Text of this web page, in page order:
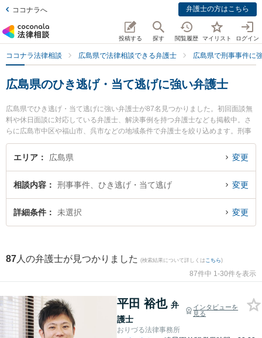
ココナラへ 弁護士の方はこちら
投稿する 探す 閲覧履歴 マイリスト ログイン
ココナラ法律相談 広島県で法律相談できる弁護士 広島県で刑事事件に
広島県のひき逃げ・当て逃げに強い弁護士
広島県でひき逃げ・当て逃げに強い弁護士が87名見つかりました。初回面談無
料や休日面談に対応している弁護士、解決事例を持つ弁護士なども掲載中。さ
らに広島市中区や福山市、呉市などの地域条件で弁護士を絞り込めます。刑事
事件に関係する加害者側や少年事件、再犯・前科あり等の細かな分野での絞り
込み検索もでき便利です。特におりづる法律事務所の平田 裕也弁護士やベリー
などが注目されています。『広島県で土日や夜間に発生したひき逃げ・当て逃
げのトラブルを今すぐに弁護士に相談したい』『ひき逃げ・当て逃げのトラブ
ル解決の実績豊富な近くの弁護士を検索したい』『初回相談無料でひき逃げ・
エリア 広島県 変更
相談内容 刑事事件、ひき逃げ・当て逃げ 変更
詳細条件 未選択 変更
87 人の弁護士が見つかりました (検索結果について詳しくは こちら)
87件中 1-30件を表示
平田 裕也 弁
護士
インタビューを
見る
おりづる法律事務所